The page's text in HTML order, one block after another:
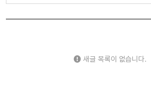
새글 목록이 없습니다.